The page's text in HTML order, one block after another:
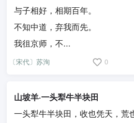
与子相好，相期百年。
不知中道，弃我而先。
我徂京师，不...
〔宋代〕苏洵 0
山坡羊·一头犁牛半块田
一头犁牛半块田，收也凭天，荒